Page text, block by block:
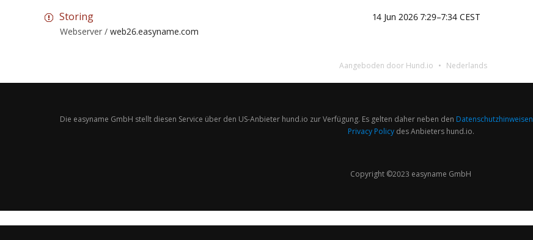
Storing
14 Jun 2026 7:29–7:34 CEST
Webserver / web26.easyname.com
Aangeboden door Hund.io Nederlands
Die easyname GmbH stellt diesen Service über den US-Anbieter hund.io zur Verfügung. Es gelten daher neben den Datenschutzhinweisen
Privacy Policydes Anbieters hund.io.
Copyright ©2023 easyname GmbH